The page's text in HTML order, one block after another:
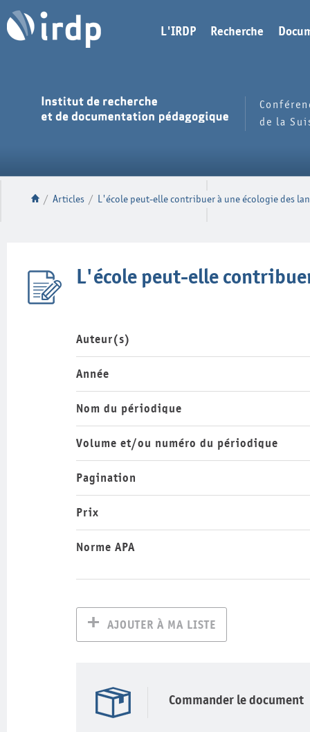
L'IRDP Recherche
de la
/ Articles / L'école peut-elle contribuer à une écologie des
L'école peut-elle
Auteur(s)
Année
Nom du périodique
Volume et/ou numéro du périodique
Pagination
Prix
Norme APA
AJOUTER À MA LISTE
Commander le document